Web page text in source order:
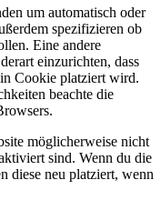
um automatisch oder
spezifizieren ob
Eine andere
einzurichten, dass
Cookie platziert wird.
beachte die
möglicherweise nicht
sind. Wenn du die
diese neu platziert, wenn